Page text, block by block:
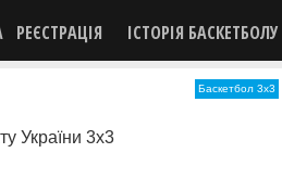
РЕЄСТРАЦІЯ ІСТОРІЯ БАСКЕТБОЛУ
Баскетбол 3х3